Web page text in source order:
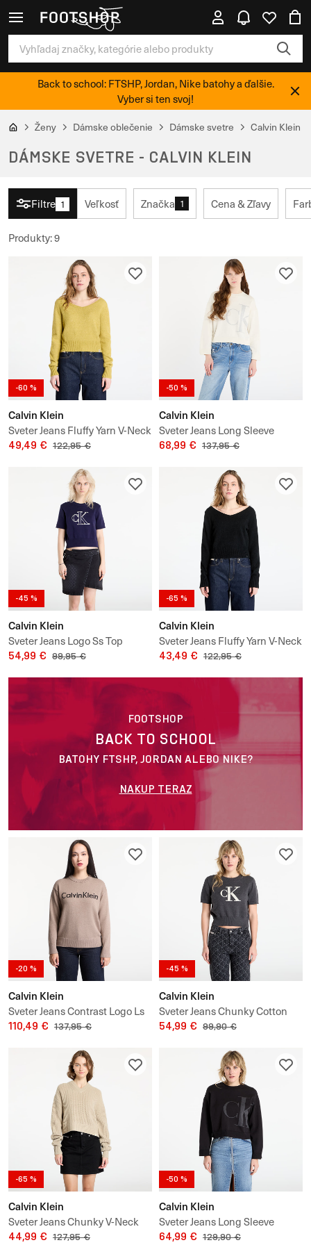
Back to school: FTSHP, Jordan, Nike batohy a ďalšie.
Vyber si ten svoj!
Ženy Dámske oblečenie Dámske svetre Calvin Klein
DÁMSKE SVETRE - CALVIN KLEIN
Filtre 1 Veľkosť Značka 1 Cena & Zľavy
Produkty:9
-60 %
Calvin Klein
Sveter Jeans Fluffy Yarn V-Neck
Sweater
49,49 € 122,95 €
-50 %
Calvin Klein
Sveter Jeans Long Sleeve
Smooth Sweater
68,99 € 137,95 €
-45 %
Calvin Klein
Sveter Jeans Logo Ss Top
Sweater
54,99 € 99,95 €
-65 %
Calvin Klein
Sveter Jeans Fluffy Yarn V-Neck
Sweater
43,49 € 122,95 €
-20 %
Calvin Klein
Sveter Jeans Contrast Logo Ls
Sweater
110,49 € 137,95 €
-45 %
Calvin Klein
Sveter Jeans Chunky Cotton
Graphic Sweater
54,99 € 99,90 €
-65 %
Calvin Klein
Sveter Jeans Chunky V-Neck
Sweater
44,99 € 127,95 €
-50 %
Calvin Klein
Sveter Jeans Long Sleeve
Smooth Sweater
64,99 € 129,90 €
FOOTSHOP
BACK TO SCHOOL
BATOHY FTSHP, JORDAN ALEBO NIKE?
NAKUP TERAZ